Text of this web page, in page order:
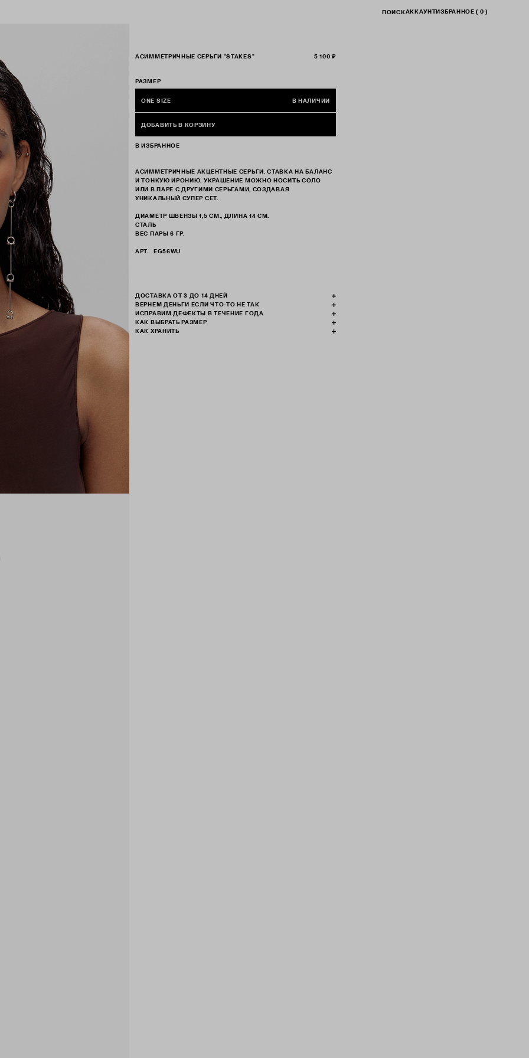
ПОИСКАККАУНТИЗБРАННОЕ ( 0 )
АСИММЕТРИЧНЫЕ СЕРЬГИ "STAKES" 5 100 ₽
РАЗМЕР
ONE SIZE В НАЛИЧИИ
ДОБАВИТЬ В КОРЗИНУ
В ИЗБРАННОЕ
АСИММЕТРИЧНЫЕ АКЦЕНТНЫЕ СЕРЬГИ. СТАВКА НА БАЛАНС
И ТОНКУЮ ИРОНИЮ. УКРАШЕНИЕ МОЖНО НОСИТЬ СОЛО
ИЛИ В ПАРЕ С ДРУГИМИ СЕРЬГАМИ, СОЗДАВАЯ
УНИКАЛЬНЫЙ СУПЕР СЕТ.
ДИАМЕТР ШВЕНЗЫ 1,5 СМ., ДЛИНА 14 СМ.
СТАЛЬ
ВЕС ПАРЫ 6 ГР.
АРТ. EG56WU
ДОСТАВКА ОТ 3 ДО 14 ДНЕЙ
ВЕРНЕМ ДЕНЬГИ ЕСЛИ ЧТО-ТО НЕ ТАК
ИСПРАВИМ ДЕФЕКТЫ В ТЕЧЕНИЕ ГОДА
КАК ВЫБРАТЬ РАЗМЕР
КАК ХРАНИТЬ